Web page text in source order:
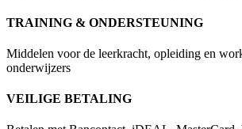
TRAINING & ONDERSTEUNING
Middelen voor de leerkracht, opleiding en
onderwijzers
VEILIGE BETALING